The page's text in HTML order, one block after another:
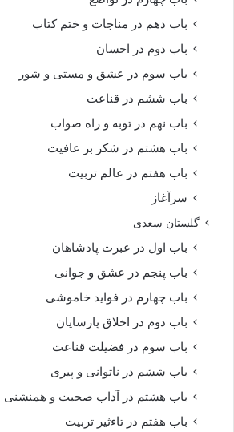
باب دهم در مناجات و ختم کتاب
باب دوم در احسان
باب سوم در عشق و مستی و شور
باب ششم در قناعت
باب نهم در توبه و راه صواب
باب هشتم در شکر بر عافیت
باب هفتم در عالم تربیت
سرآغاز
گلستان سعدی
باب اول در عبرت پادشاهان
باب پنجم در عشق و جوانى
باب چهارم در فواید خاموشى
باب دوم در اخلاق پارسایان
باب سوم در فضیلت قناعت
باب ششم در ناتوانى و پیرى
باب هشتم در آداب صحبت و همنشنى
باب هفتم در تاءثیر تربیت